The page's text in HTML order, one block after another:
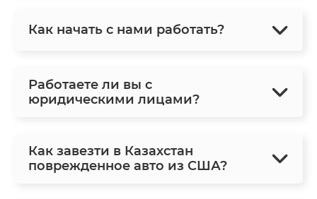
Как начать с нами работать?
Работаете ли вы с
юридическими лицами?
Как завезти в Казахстан
поврежденное авто из США?